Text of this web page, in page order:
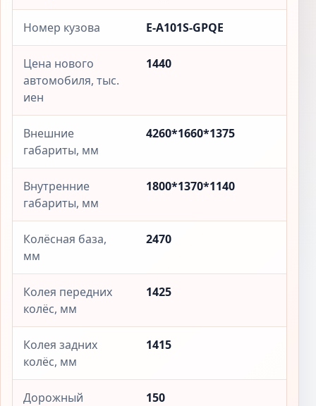
Номер кузова E-A101S-GPQE
Цена нового
автомобиля, тыс.
иен
1440
Внешние
габариты, мм
4260*1660*1375
Внутренние
габариты, мм
1800*1370*1140
Колёсная база,
мм
2470
Колея передних
колёс, мм
1425
Колея задних
колёс, мм
1415
Дорожный
150